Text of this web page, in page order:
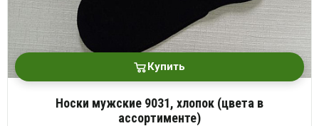
Купить
Носки мужские 9031, хлопок (цвета в
ассортименте)